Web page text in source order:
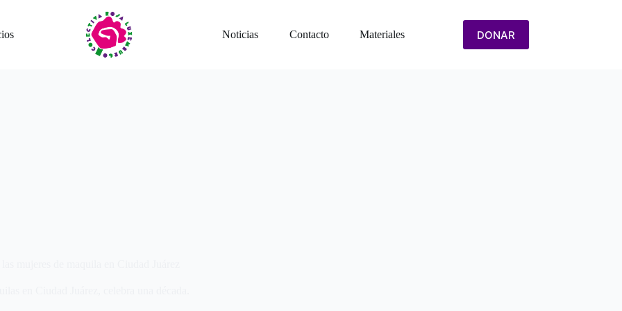
Noticias Contacto Materiales DONAR